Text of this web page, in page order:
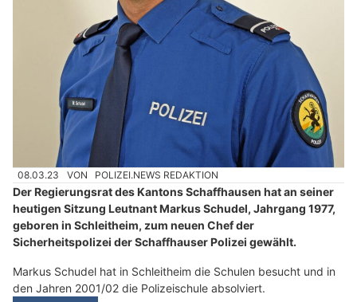
08.03.23 VON POLIZEI.NEWS REDAKTION
Der Regierungsrat des Kantons Schaffhausen hat an seiner
heutigen Sitzung Leutnant Markus Schudel, Jahrgang 1977,
geboren in Schleitheim, zum neuen Chef der
Sicherheitspolizei der Schaffhauser Polizei gewählt.
Markus Schudel hat in Schleitheim die Schulen besucht und in
den Jahren 2001/02 die Polizeischule absolviert.